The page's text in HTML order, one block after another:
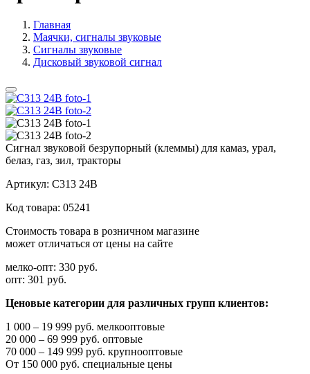
Главная
Маячки, сигналы звуковые
Сигналы звуковые
Дисковый звуковой сигнал
Сигнал звуковой безрупорный (клеммы) для камаз, урал,
белаз, газ, зил, тракторы
Артикул: С313 24В
Код товара: 05241
Стоимость товара в розничном магазине
может отличаться от цены на сайте
мелко-опт: 330 руб.
опт: 301 руб.
Ценовые категории для различных групп клиентов:
1 000 – 19 999 руб. мелкооптовые
20 000 – 69 999 руб. оптовые
70 000 – 149 999 руб. крупнооптовые
От 150 000 руб. специальные цены